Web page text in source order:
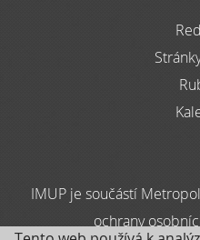
IMUP je součástí
ochrany